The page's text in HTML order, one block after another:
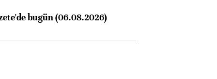
bugün (06.08.2026)